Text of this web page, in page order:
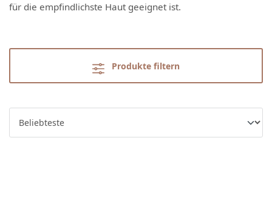
für die empfindlichste Haut geeignet ist.
Produkte filtern